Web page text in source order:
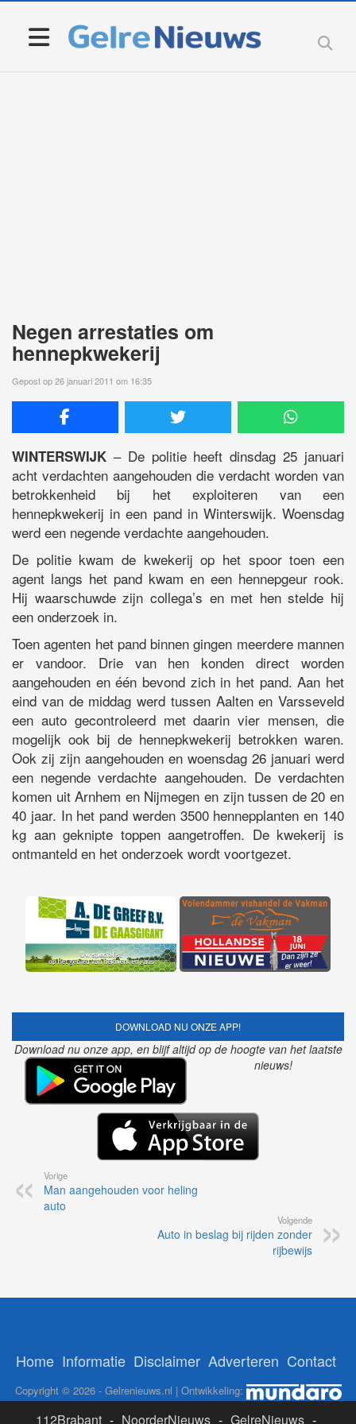
Negen arrestaties om
hennepkwekerij
Gepost op 26 januari 2011 om 16:35
WINTERSWIJK – De politie heeft dinsdag 25 januari
acht verdachten aangehouden die verdacht worden van
betrokkenheid bij het exploiteren van een
hennepkwekerij in een pand in Winterswijk. Woensdag
werd een negende verdachte aangehouden.
De politie kwam de kwekerij op het spoor toen een
agent langs het pand kwam en een hennepgeur rook.
Hij waarschuwde zijn collega’s en met hen stelde hij
een onderzoek in.
Toen agenten het pand binnen gingen meerdere mannen
er vandoor. Drie van hen konden direct worden
aangehouden en één bevond zich in het pand. Aan het
eind van de middag werd tussen Aalten en Varsseveld
een auto gecontroleerd met daarin vier mensen, die
mogelijk ook bij de hennepkwekerij betrokken waren.
Ook zij zijn aangehouden en woensdag 26 januari werd
een negende verdachte aangehouden. De verdachten
komen uit Arnhem en Nijmegen en zijn tussen de 20 en
40 jaar. In het pand werden 3500 hennepplanten en 140
kg aan geknipte toppen aangetroffen. De kwekerij is
ontmanteld en het onderzoek wordt voortgezet.
DOWNLOAD NU ONZE APP!
Download nu onze app, en blijf altijd op de hoogte van het laatste
nieuws!
Vorige
Man aangehouden voor heling
auto
Volgende
Auto in beslag bij rijden zonder
rijbewijs
Home Informatie Disclaimer Adverteren Contact
Copyright © 2026 - Gelrenieuws.nl | Ontwikkeling:
112Brabant - NoorderNieuws - GelreNieuws -